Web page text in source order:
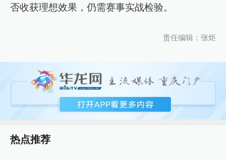
否收获理想效果，仍需赛事实战检验。
责任编辑：张炬
热点推荐